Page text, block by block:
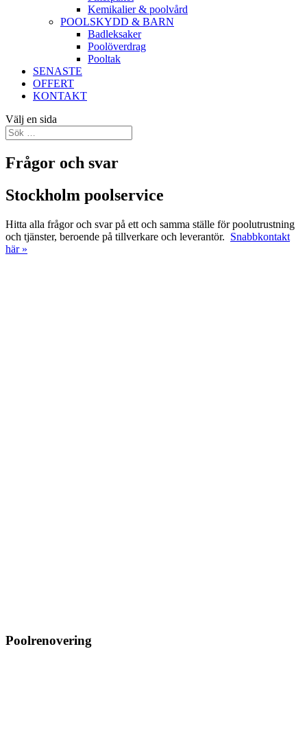
Kemikalier & poolvård
POOLSKYDD & BARN
Badleksaker
Poolöverdrag
Pooltak
SENASTE
OFFERT
KONTAKT
Välj en sida
Frågor och svar
Stockholm poolservice
Hitta alla frågor och svar på ett och samma ställe för poolutrustning
och tjänster, beroende på tillverkare och leverantör. Snabbkontakt
här »
Poolrenovering